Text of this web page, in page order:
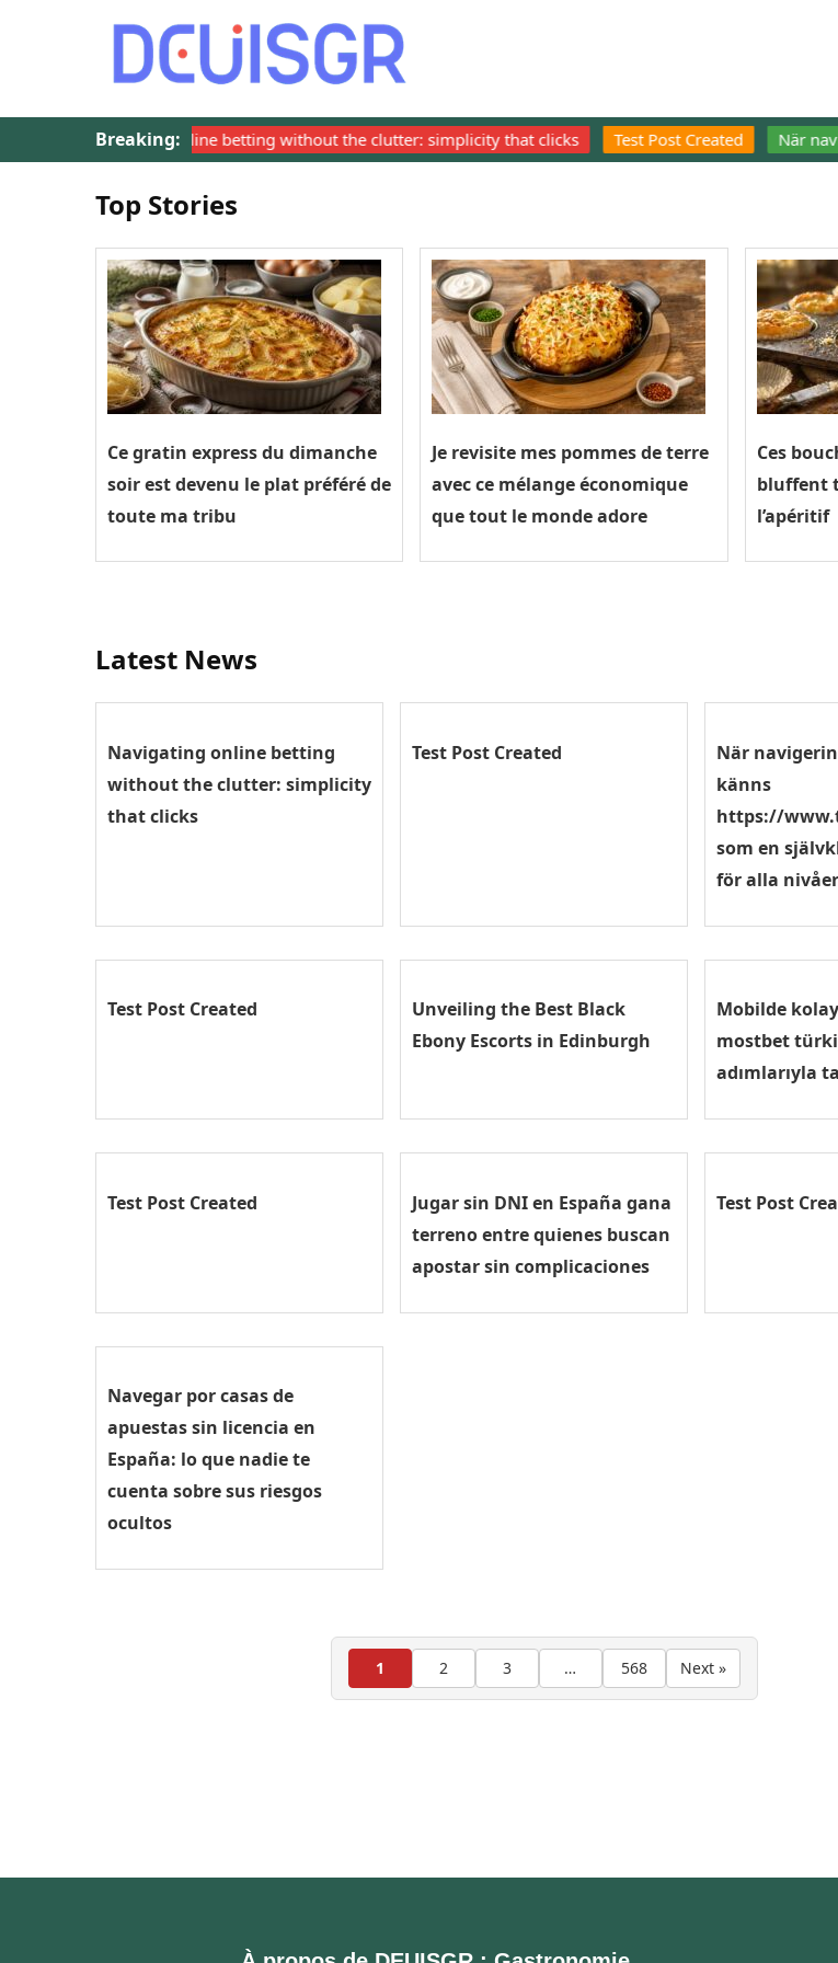
Breaking:
Navigating online betting without the clutter: simplicity that clicks Test Post Created När
Top Stories
Ce gratin express du dimanche
soir est devenu le plat préféré de
toute ma tribu
Je revisite mes pommes de terre
avec ce mélange économique
que tout le monde adore
Ces
bluffent
l’apéritif
Latest News
Navigating online betting
without the clutter: simplicity
that clicks
Test Post Created
När
känns
https://
som en
för alla nivåer
Test Post Created
Unveiling the Best Black
Ebony Escorts in Edinburgh
Mobilde
mostbet
adımlarıyla
Test Post Created
Jugar sin DNI en España gana
terreno entre quienes buscan
apostar sin complicaciones
Test Post
Navegar por casas de
apuestas sin licencia en
España: lo que nadie te
cuenta sobre sus riesgos
ocultos
1 2 3 … 568 Next »